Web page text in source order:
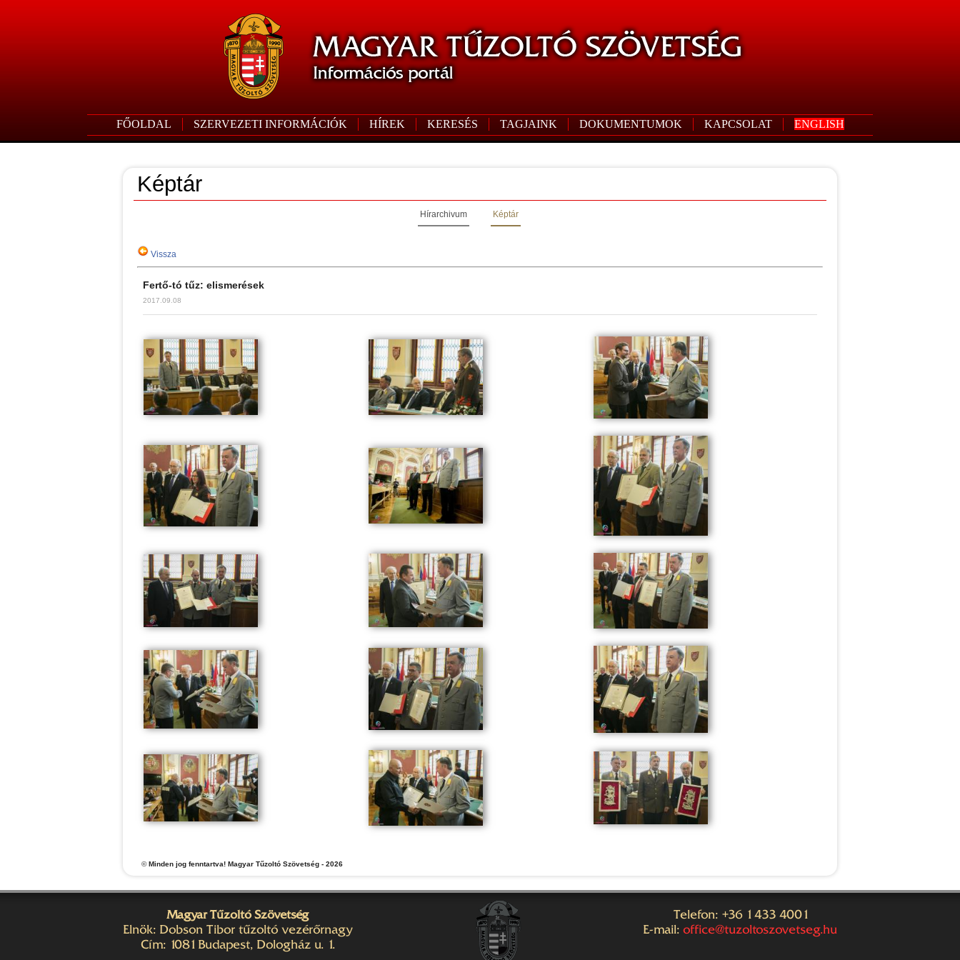
FŐOLDAL SZERVEZETI INFORMÁCIÓK HÍREK KERESÉS TAGJAINK DOKUMENTUMOK KAPCSOLAT ENGLISH
Képtár
Hírarchivum Képtár
Vissza
Fertő-tó tűz: elismerések
2017.09.08
©Minden jog fenntartva! Magyar Tűzoltó Szövetség - 2026
Magyar Tűzoltó Szövetség
Elnök: Dobson Tibor tűzoltó vezérőrnagy
Cím: 1081 Budapest, Dologház u. 1.
Telefon: +36 1 433 4001
E-mail: office@tuzoltoszovetseg.hu